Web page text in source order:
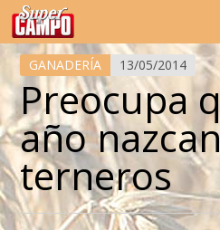
Temas de hoy
GANADERÍA 13/05/2014
Preocupa
año
terneros